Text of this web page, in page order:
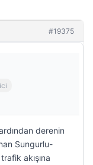
#19375
derenin
Sungurlu-
akışına